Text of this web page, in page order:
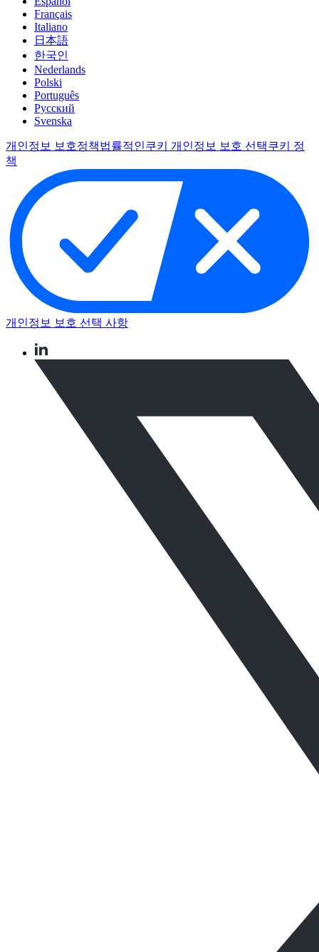
Français
Italiano
日本語
한국인
Nederlands
Polski
Português
Pусский
Svenska
개인정보 보호정책법률적인쿠키 개인정보 보호 선택쿠키 정
책
개인정보 보호 선택 사항